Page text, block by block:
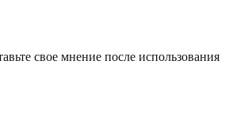
свое мнение после использования